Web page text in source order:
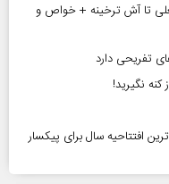
تا آش ترخینه + خواص و
تفریحی دارد
نگیرید!